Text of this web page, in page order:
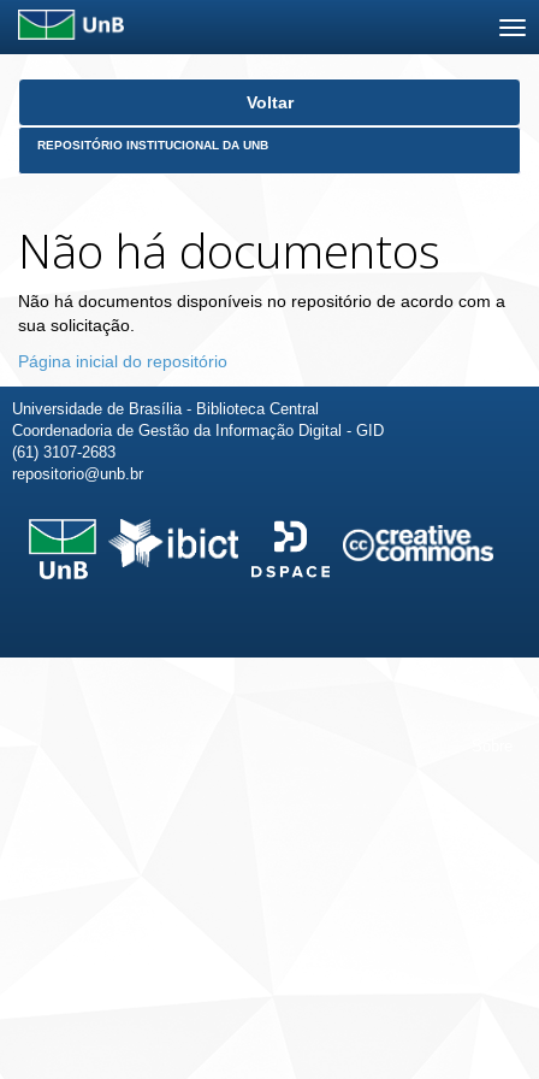
Skip
Voltar
REPOSITÓRIO INSTITUCIONAL DA UNB
Não há documentos
Não há documentos disponíveis no repositório de acordo com a
sua solicitação.
Página inicial do repositório
Universidade de Brasília - Biblioteca Central
Coordenadoria de Gestão da Informação Digital - GID
(61) 3107-2683
repositorio@unb.br